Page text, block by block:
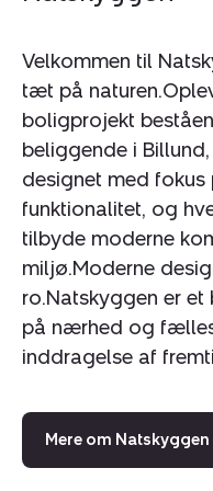
så el-bilen kan lade.
På førstesalen mødes
værelsesafdeling med
closet, som skaber
badeværelse er centralt
tilgængeligt for hele
Natskyggen er skabt
moderne
stærkt lokalt
arealer, stiforbindelser
får børnene trygge
voksne kan nyde
høj komfort og minimal
Velkommen til
tæt på
boligprojekt
beliggende i
designet med
funktionalitet, og
tilbyde moderne
miljø.Moderne
ro.Natskyggen er
på nærhed og
inddragelse af
Mere om Natskyggen